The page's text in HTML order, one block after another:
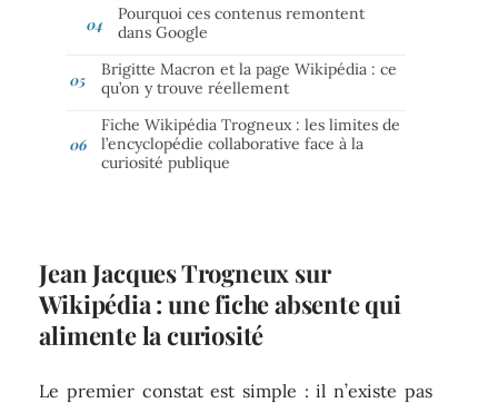
Pourquoi ces contenus remontent
dans Google
Brigitte Macron et la page Wikipédia : ce
qu’on y trouve réellement
Fiche Wikipédia Trogneux : les limites de
l’encyclopédie collaborative face à la
curiosité publique
Jean Jacques Trogneux sur
Wikipédia : une fiche absente qui
alimente la curiosité
Le premier constat est simple : il n’existe pas